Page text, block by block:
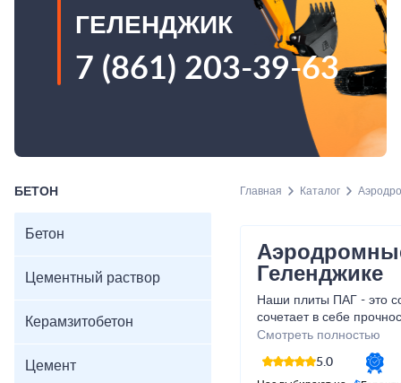
ГЕЛЕНДЖИК
7 (861) 203-39-63
БЕТОН
Бетон
Цементный раствор
Керамзитобетон
Цемент
Главная Каталог
Геленджике
Наши плиты ПАГ - это
сочетает в себе
использования.
материалам высокого
обеспечивают
Смотреть полностью
5.0